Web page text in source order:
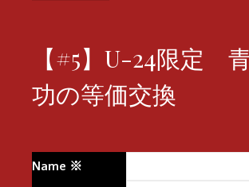
【#5】U-24限定
功の等価交換
Name ※